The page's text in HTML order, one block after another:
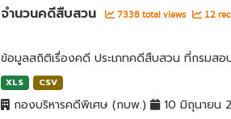
จำนวนคดีสืบสวน 7338 total views 12
ข้อมูลสถิติเรื่องคดี ประเภทคดีสืบสวน ที่กรมสอ
XLS CSV
กองบริหารคดีพิเศษ (กบพ.) 10 มิถุนายน